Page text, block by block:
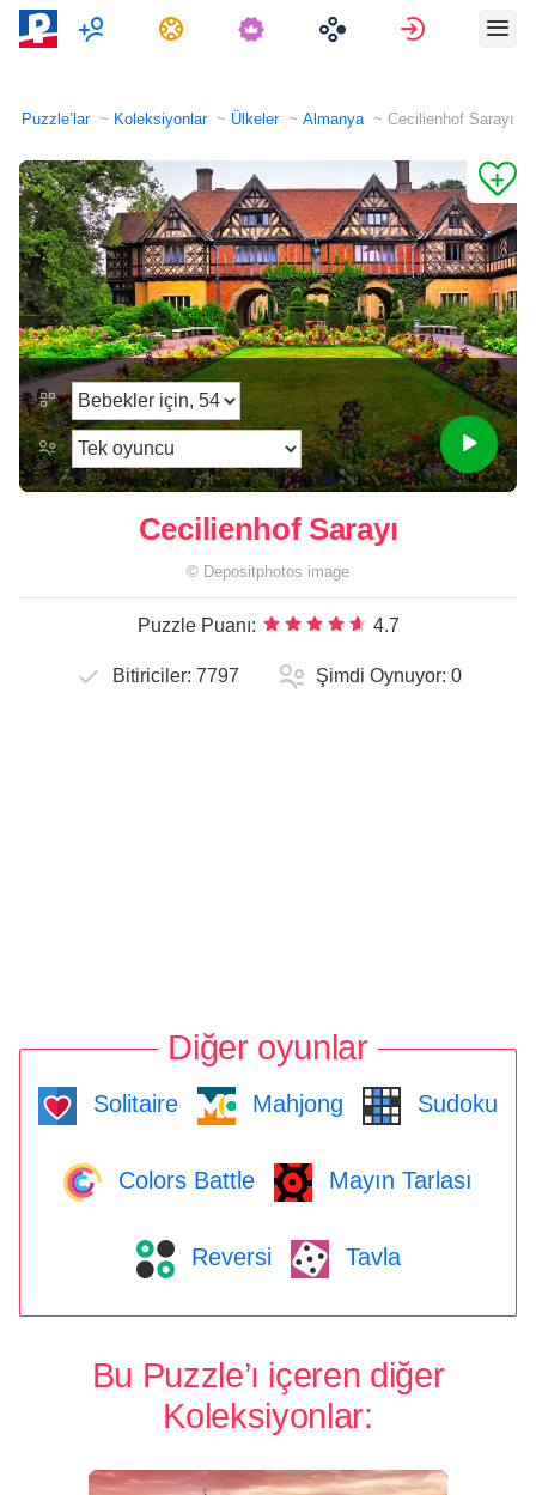
Çok oyunculuGörevler Giriş Yap
Puzzle’lar Koleksiyonlar Ülkeler Almanya Cecilienhof Sarayı
Cecilienhof Sarayı
© Depositphotos image
Puzzle Puanı: 4.7
Bitiriciler: 7797 Şimdi Oynuyor: 0
Diğer oyunlar
Solitaire Mahjong Sudoku
Colors Battle Mayın Tarlası
Reversi Tavla
Bu Puzzle’ı içeren diğer
Koleksiyonlar: